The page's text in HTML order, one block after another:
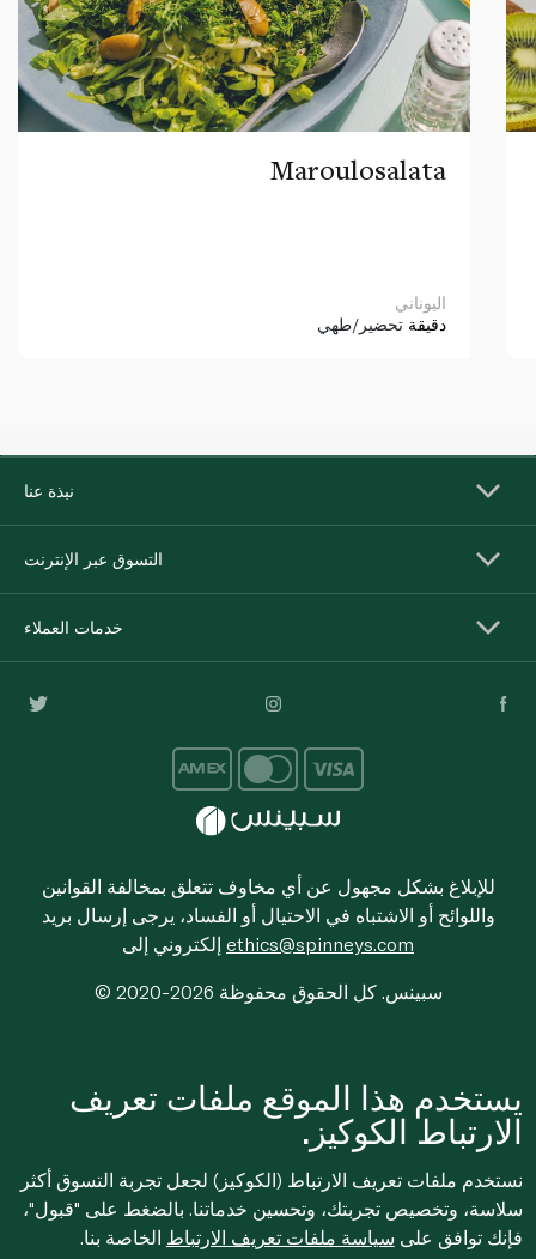
Maroulosalata
اليوناني
دقيقة تحضير/طهي
نبذة عنا
التسوق عبر الإنترنت
خدمات العملاء
للإبلاغ بشكل مجهول عن أي مخاوف تتعلق بمخالفة القوانين
واللوائح أو الاشتباه في الاحتيال أو الفساد، يرجى إرسال بريد
ethics@spinneys.com
© 2020-2026 سبينس. كل الحقوق محفوظة
يستخدم هذا الموقع ملفات تعريف
الارتباط الكوكيز.
نستخدم ملفات تعريف الارتباط (الكوكيز) لجعل تجربة التسوق أكثر
سلاسة، وتخصيص تجربتك، وتحسين خدماتنا. بالضغط على "قبول"،
فإنك توافق على سياسة ملفات تعريف الارتباط الخاصة بنا.